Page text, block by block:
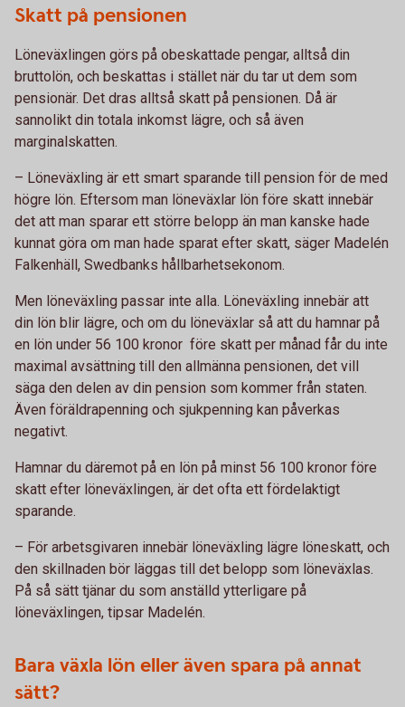
Skatt på pensionen
Löneväxlingen görs på obeskattade pengar, alltså din
bruttolön, och beskattas i stället när du tar ut dem som
pensionär. Det dras alltså skatt på pensionen. Då är
sannolikt din totala inkomst lägre, och så även
marginalskatten.
– Löneväxling är ett smart sparande till pension för de med
högre lön. Eftersom man löneväxlar lön före skatt innebär
det att man sparar ett större belopp än man kanske hade
kunnat göra om man hade sparat efter skatt, säger Madelén
Falkenhäll, Swedbanks hållbarhetsekonom.
Men löneväxling passar inte alla. Löneväxling innebär att
din lön blir lägre, och om du löneväxlar så att du hamnar på
en lön under 56 100 kronor före skatt per månad får du inte
maximal avsättning till den allmänna pensionen, det vill
säga den delen av din pension som kommer från staten.
Även föräldrapenning och sjukpenning kan påverkas
negativt.
Hamnar du däremot på en lön på minst 56 100 kronor före
skatt efter löneväxlingen, är det ofta ett fördelaktigt
sparande.
– För arbetsgivaren innebär löneväxling lägre löneskatt, och
den skillnaden bör läggas till det belopp som löneväxlas.
På så sätt tjänar du som anställd ytterligare på
löneväxlingen, tipsar Madelén.
Bara växla lön eller även spara på annat
sätt?